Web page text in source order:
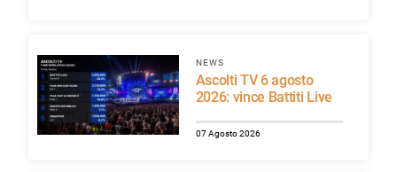
NEWS
Ascolti TV 6 agosto
2026: vince Battiti Live
07 Agosto 2026